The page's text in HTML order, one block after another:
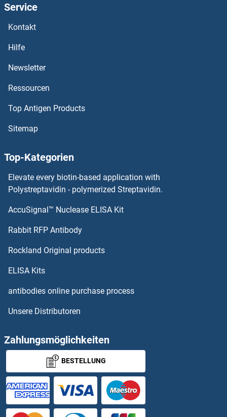
PARD6G Antikörper
PARD6A Antikörper
PARD3B Antikörper
PARD3 Antikörper
Parathyroid Hormone 2 Antikörper
Parathymosin Antikörper
Paralemmin 2 Antikörper
PARP4 Antikörper
PARP9 Antikörper
PARPBP Antikörper
PARS2 Antikörper
Parvalbumin Antikörper
PARVG Antikörper
Service
Kontakt
Hilfe
Newsletter
Ressourcen
Top Antigen Products
Sitemap
Top-Kategorien
Elevate every biotin-based application with
Polystreptavidin - polymerized Streptavidin.
AccuSignal™ Nuclease ELISA Kit
Rabbit RFP Antibody
Rockland Original products
ELISA Kits
antibodies online purchase process
Unsere Distributoren
Zahlungsmöglichkeiten
BESTELLUNG